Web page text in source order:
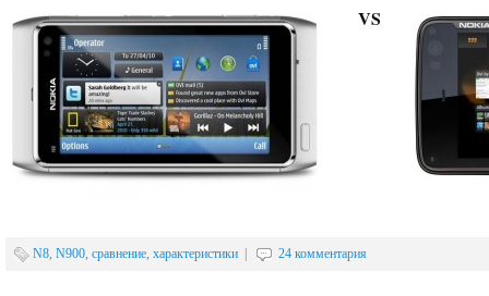
VS
N8, N900, сравнение, характеристики 24 комментария